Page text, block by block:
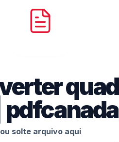
ou solte arquivo aqui